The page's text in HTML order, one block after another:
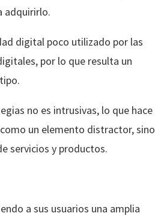
adquirirlo.
digital poco utilizado por las
por lo que resulta un
no es intrusivas, lo que hace
un elemento distractor, sino
servicios y productos.
a sus usuarios una amplia